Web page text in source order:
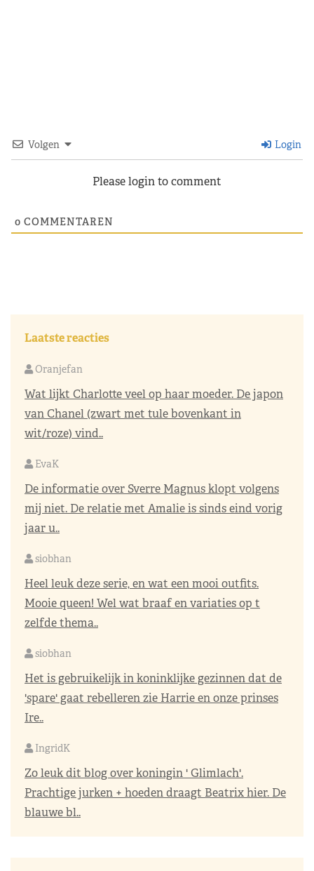
Volgen Login
Please login to comment
0 COMMENTAREN
Laatste reacties
Oranjefan
Wat lijkt Charlotte veel op haar moeder. De japon
van Chanel (zwart met tule bovenkant in
wit/roze) vind..
EvaK
De informatie over Sverre Magnus klopt volgens
mij niet. De relatie met Amalie is sinds eind vorig
jaar u..
siobhan
Heel leuk deze serie, en wat een mooi outfits.
Mooie queen! Wel wat braaf en variaties op t
zelfde thema..
siobhan
Het is gebruikelijk in koninklijke gezinnen dat de
'spare' gaat rebelleren zie Harrie en onze prinses
Ire..
IngridK
Zo leuk dit blog over koningin ' Glimlach'.
Prachtige jurken + hoeden draagt Beatrix hier. De
blauwe bl..